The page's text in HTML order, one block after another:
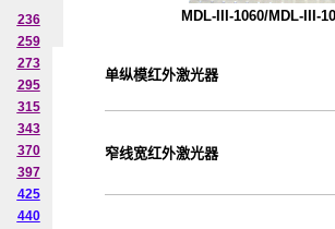
236
259
273
295
315
343
370
397
425
440
MDL-III-1060/MDL-III-
单纵模红外激光器
窄线宽红外激光器